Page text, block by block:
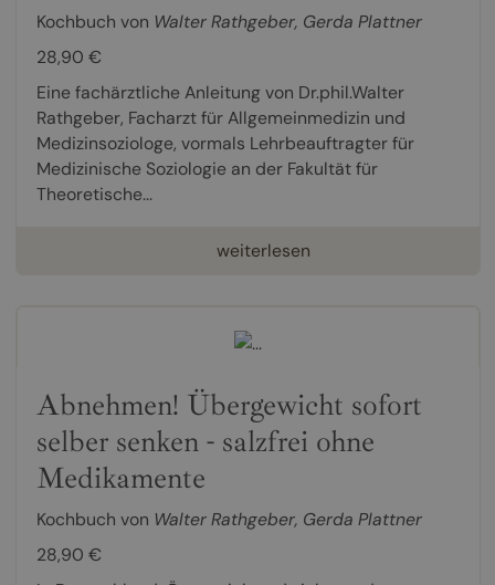
Kochbuch von Walter Rathgeber, Gerda Plattner
28,90 €
Eine fachärztliche Anleitung von Dr.phil.Walter
Rathgeber, Facharzt für Allgemeinmedizin und
Medizinsoziologe, vormals Lehrbeauftragter für
Medizinische Soziologie an der Fakultät für
Theoretische...
weiterlesen
Abnehmen! Übergewicht sofort
selber senken - salzfrei ohne
Medikamente
Kochbuch von Walter Rathgeber, Gerda Plattner
28,90 €